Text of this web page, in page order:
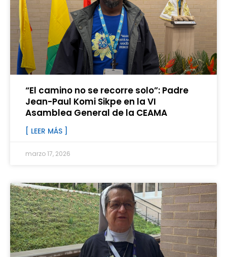
“El camino no se recorre solo”: Padre
Jean-Paul Komi Sikpe en la VI
Asamblea General de la CEAMA
[ LEER MÁS ]
marzo 17, 2026